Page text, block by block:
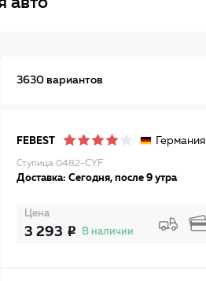
3630 вариантов
FEBEST Германия
Ступица 0482-CYF
Доставка: Сегодня, после 9 утра
Цена
3 293 В наличии